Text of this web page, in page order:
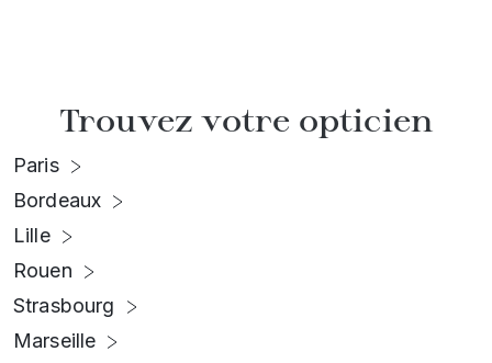
Trouvez votre opticien
Paris
Bordeaux
Lille
Rouen
Strasbourg
Marseille